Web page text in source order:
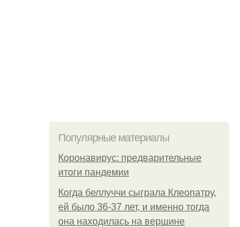
Популярные материалы
Коронавирус: предварительные
итоги пандемии
Когда беллуччи сыграла Клеопатру,
ей было 36-37 лет, и именно тогда
она находилась на вершине